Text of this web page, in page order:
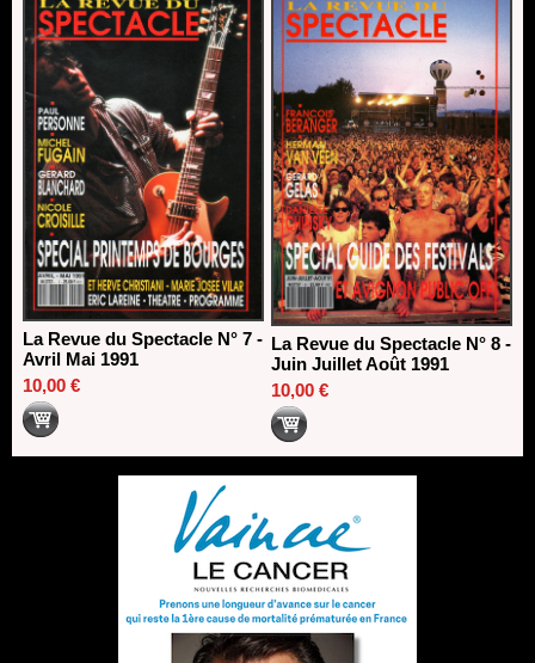
La Revue du Spectacle N° 7 -
Avril Mai 1991
10,00 €
La Revue du Spectacle N° 8 -
Juin Juillet Août 1991
10,00 €